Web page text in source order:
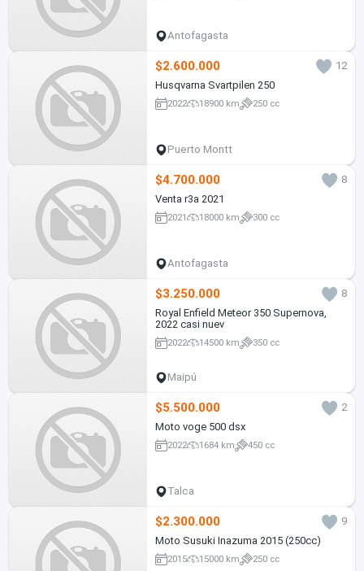
Antofagasta
$2.600.000
12
Husqvarna Svartpilen 250
2022 18900 km 250 cc
Puerto Montt
$4.700.000
8
Venta r3a 2021
2021 18000 km 300 cc
Antofagasta
$3.250.000
8
Royal Enfield Meteor 350 Supernova,
2022 casi nuev
2022 14500 km 350 cc
Maipú
$5.500.000
2
Moto voge 500 dsx
2022 1684 km 450 cc
Talca
$2.300.000
9
Moto Susuki Inazuma 2015 (250cc)
2015 15000 km 250 cc